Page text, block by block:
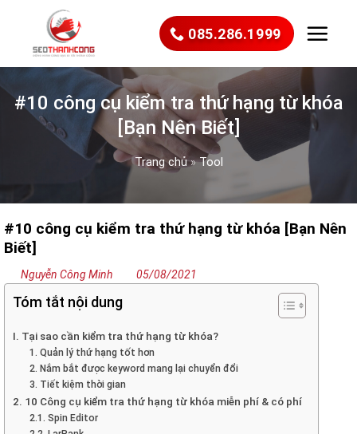
dung
085.286.1999
#10 công cụ kiểm tra thứ hạng từ khóa
[Bạn Nên Biết]
Trang chủ » Tool
#10 công cụ kiểm tra thứ hạng từ khóa [Bạn Nên
Biết]
Nguyễn Công Minh 05/08/2021
Tóm tắt nội dung
I. Tại sao cần kiểm tra thứ hạng từ khóa?
1. Quản lý thứ hạng tốt hơn
2. Nắm bắt được keyword mang lại chuyển đổi
3. Tiết kiệm thời gian
2. 10 Công cụ kiểm tra thứ hạng từ khóa miễn phí & có phí
2.1. Spin Editor